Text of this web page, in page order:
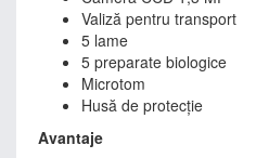
Valiză pentru transport
5 lame
5 preparate biologice
Microtom
Husă de protecție
Avantaje